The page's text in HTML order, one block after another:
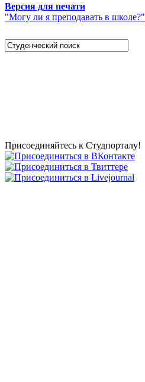
Версия для печати
"Могу ли я преподавать в школе?"
Присоединяйтесь к Студпорталу!